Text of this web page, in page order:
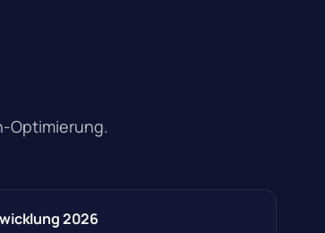
Optimierung.
2026